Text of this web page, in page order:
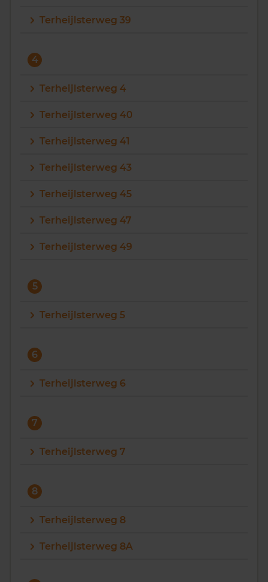
Terheijlsterweg 39
4
Terheijlsterweg 4
Terheijlsterweg 40
Terheijlsterweg 41
Terheijlsterweg 43
Terheijlsterweg 45
Terheijlsterweg 47
Terheijlsterweg 49
5
Terheijlsterweg 5
6
Terheijlsterweg 6
7
Terheijlsterweg 7
8
Terheijlsterweg 8
Terheijlsterweg 8A